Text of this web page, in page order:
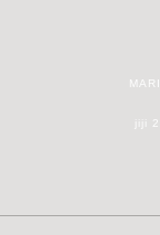
jiji